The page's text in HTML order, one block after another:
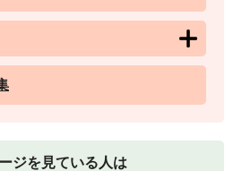
ジを見ている人は